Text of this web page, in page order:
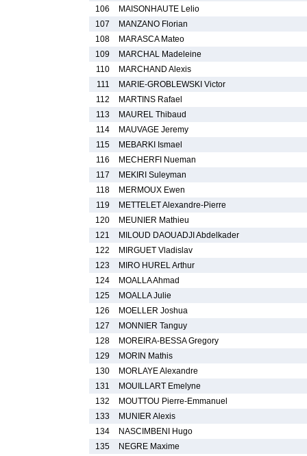
106
MAISONHAUTE Lelio
107
MANZANO Florian
108
MARASCA Mateo
109
MARCHAL Madeleine
110
MARCHAND Alexis
111
MARIE-GROBLEWSKI Victor
112
MARTINS Rafael
113
MAUREL Thibaud
114
MAUVAGE Jeremy
115
MEBARKI Ismael
116
MECHERFI Nueman
117
MEKIRI Suleyman
118
MERMOUX Ewen
119
METTELET Alexandre-Pierre
120
MEUNIER Mathieu
121
MILOUD DAOUADJI Abdelkader
122
MIRGUET Vladislav
123
MIRO HUREL Arthur
124
MOALLA Ahmad
125
MOALLA Julie
126
MOELLER Joshua
127
MONNIER Tanguy
128
MOREIRA-BESSA Gregory
129
MORIN Mathis
130
MORLAYE Alexandre
131
MOUILLART Emelyne
132
MOUTTOU Pierre-Emmanuel
133
MUNIER Alexis
134
NASCIMBENI Hugo
135
NEGRE Maxime